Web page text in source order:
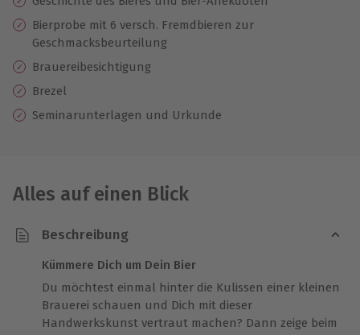
Bierprobe mit 6 versch. Fremdbieren zur
Geschmacksbeurteilung
Brauereibesichtigung
Brezel
Seminarunterlagen und Urkunde
Alles auf einen Blick
Beschreibung
Kümmere Dich um Dein Bier
Du möchtest einmal hinter die Kulissen einer kleinen
Brauerei schauen und Dich mit dieser
Handwerkskunst vertraut machen? Dann zeige beim